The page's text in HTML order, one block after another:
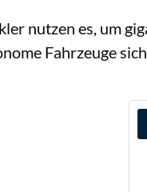
nutzen es, um
Fahrzeuge